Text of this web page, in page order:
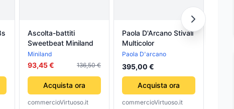
Ascolta-battiti
Sweetbeat Miniland
Miniland
93,45 € 136,50 €
Acquista ora
commercioVirtuoso.it
Paola D'Arcano Stivali
Multicolor
Paola D'arcano
395,00 €
Acquista ora
commercioVirtuoso.it